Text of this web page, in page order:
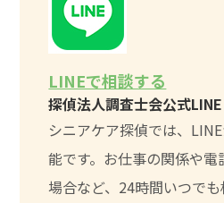
LINEで相談する
探偵法人調査士会公式LINE
シニアケア探偵では、
能です。お仕事の関係や
場合など、24時間いつで